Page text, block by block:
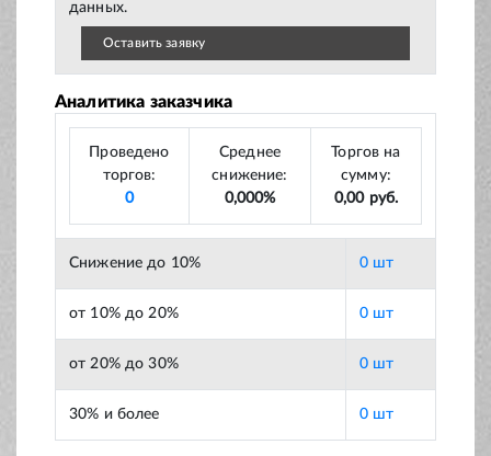
данных.
Оставить заявку
Аналитика заказчика
Проведено
торгов:
0
Среднее
снижение:
0,000%
Торгов на
сумму:
0,00 руб.
Снижение до 10% 0 шт
от 10% до 20% 0 шт
от 20% до 30% 0 шт
30% и более 0 шт